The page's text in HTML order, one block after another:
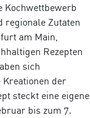
Kochwettbewerb
regionale Zutaten
am Main,
Rezepten
sich
der
steckt eine eigene
bis zum 7.